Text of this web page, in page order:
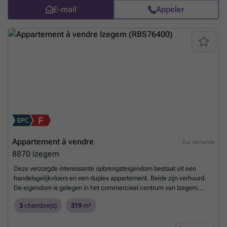
E-mail Appeler
Sur demande
Appartement à vendre
8870 Izegem
Deze verzorgde interessante opbrengsteigendom bestaat uit een
handelsgelijkvloers en een duplex appartement. Beide zijn verhuurd.
De eigendom is gelegen in het commercieel centrum van Izegem.
indeling is als volgt: . kelder . winkelruimte met etalage . kitchenette .
3 chambre(s) 319 m²